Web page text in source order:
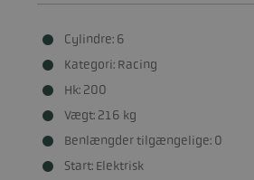
Cylindre: 6
Kategori: Racing
Hk: 200
Vægt: 216 kg
Benlængder tilgængelige: 0
Start: Elektrisk